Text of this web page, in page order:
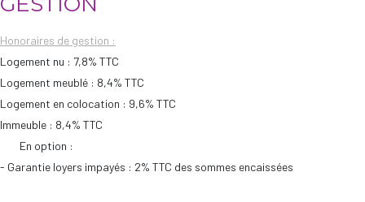
Honoraires de gestion :
Logement nu : 7,8% TTC
Logement meublé : 8,4% TTC
Logement en colocation : 9,6% TTC
Immeuble : 8,4% TTC
En option :
- Garantie loyers impayés : 2% TTC des sommes encaissées